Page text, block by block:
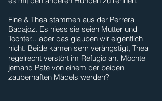
Fine & Thea stammen aus der Perrera
Badajoz. Es hiess sie seien Mutter und
Tochter... aber das glauben wir eigentlich
nicht. Beide kamen sehr verängstigt, Thea
regelrecht verstört im Refugio an. Möchte
jemand Pate von einem der beiden
zauberhaften Mädels werden?